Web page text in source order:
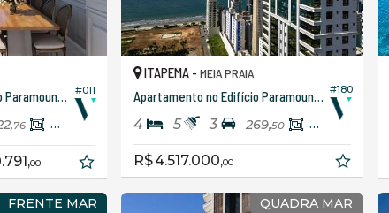
#011
Apartamento no Edifício Paramount Tower
76 183,
00
#180
ITAPEMA - MEIA PRAIA
Apartamento no Edifício Paramount Tower
4 5 3 269,50 183,
R$ 4.517.000,00
FRENTE MAR QUADRA MAR